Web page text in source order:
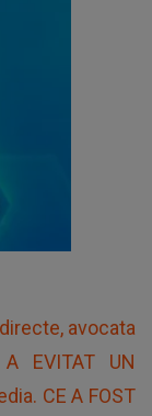
avocata
EVITAT UN
CE A FOST